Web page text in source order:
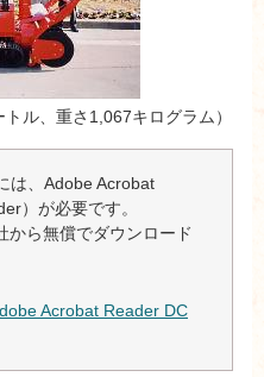
ル、重さ1,067キログラム）
は、Adobe Acrobat
）が必要です。
から無償でダウンロード
Acrobat Reader DC